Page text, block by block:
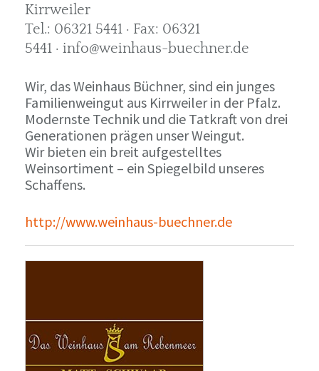
Kirrweiler
Tel.: 06321 5441 · Fax: 06321
5441 · info@weinhaus-buechner.de
Wir, das Weinhaus Büchner, sind ein junges
Familienweingut aus Kirrweiler in der Pfalz.
Modernste Technik und die Tatkraft von drei
Generationen prägen unser Weingut.
Wir bieten ein breit aufgestelltes
Weinsortiment – ein Spiegelbild unseres
Schaffens.
http://www.weinhaus-buechner.de